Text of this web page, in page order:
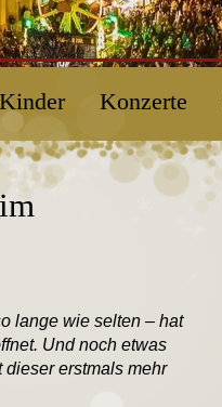
Konzerte
lange wie selten – hat
Und noch etwas
erstmals mehr